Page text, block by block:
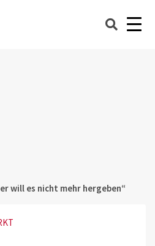
will es nicht mehr hergeben“